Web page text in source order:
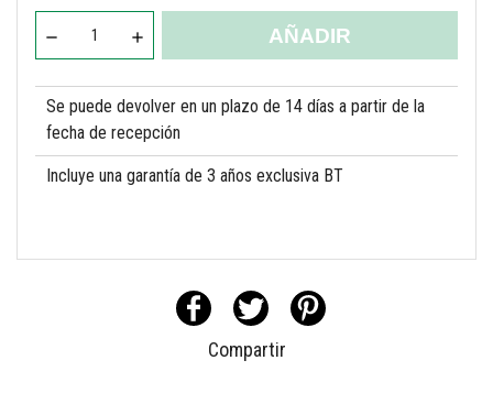
AÑADIR
Se puede devolver en un plazo de 14 días a partir de la
fecha de recepción
Incluye una garantía de 3 años exclusiva BT
Compartir